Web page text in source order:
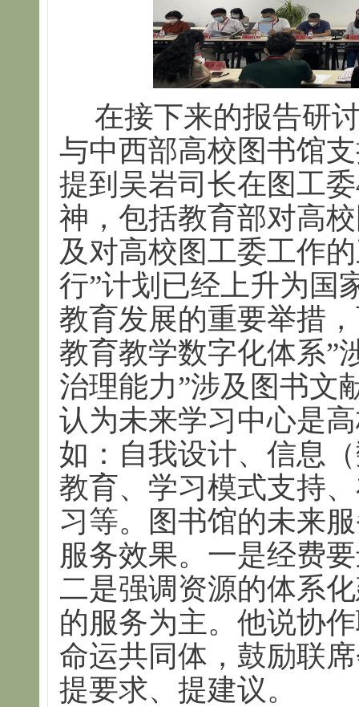
在接下来的报告研
与中西部高校图书馆
提到吴岩司长在图工
神，包括教育部对高
及对高校图工委工作
行”计划已经上升为国
教育发展的重要举措
教育教学数字化体系”
治理能力”涉及图书文
认为未来学习中心是
如：自我设计、信息
教育、学习模式支持
习等。图书馆的未来
服务效果。一是经费
二是强调资源的体系
的服务为主。他说协
命运共同体，鼓励联
提要求、提建议。